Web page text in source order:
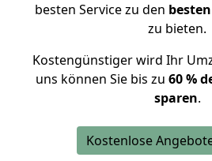
besten Service zu den
zu bieten.
Kostengünstiger wird Ihr
uns können Sie bis zu 60 %
sparen.
Kostenlose